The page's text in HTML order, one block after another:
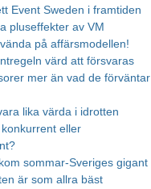
Event Sweden i framtiden
pluseffekter av VM
på affärsmodellen!
värd att försvaras
mer än vad de förväntar
lika värda i idrotten
eller
sommar-Sveriges gigant
är som allra bäst